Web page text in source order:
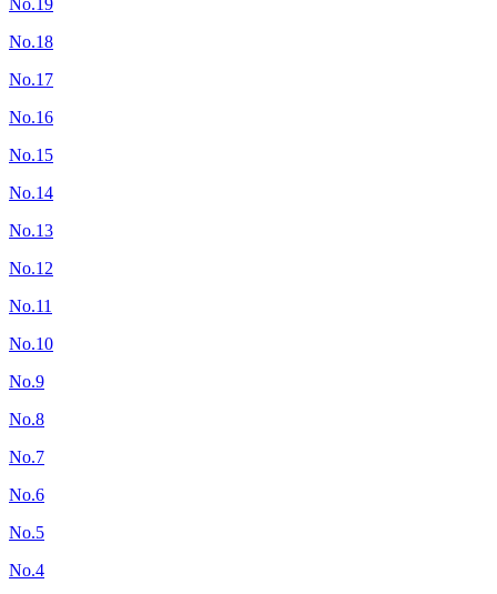
No.18
No.17
No.16
No.15
No.14
No.13
No.12
No.11
No.10
No.9
No.8
No.7
No.6
No.5
No.4